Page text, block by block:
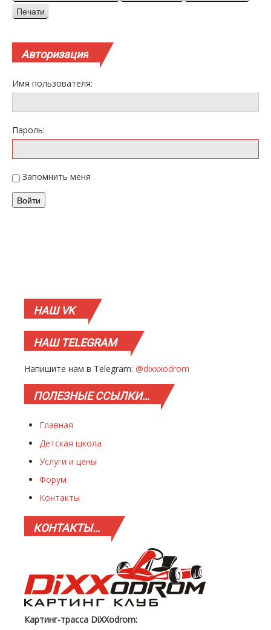
Просмотр
Печати
Авторизация
Имя пользователя:
Пароль:
Запомнить меня
Войти
НАШVK
НАШTELEGRAM
Напишите нам в Telegram: @dixxxodrom
ПОЛЕЗНЫЕССЫЛКИ…
Главная
Детская школа
Услуги и цены
Форум
Контакты
КОНТАКТЫ…
Картинг-трасса DiXXodrom: